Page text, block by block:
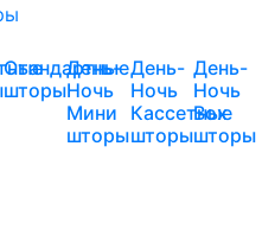
Стандартные
шторы
День-
Ночь
Мини
шторы
День-
Ночь
Кассетные
шторы
День-
Ночь
Box
шторы